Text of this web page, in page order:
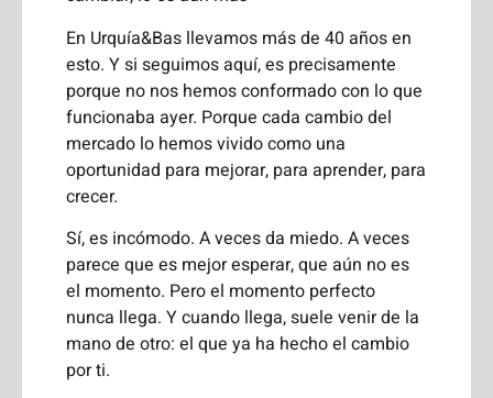
En Urquía&Bas llevamos más de 40 años en
esto. Y si seguimos aquí, es precisamente
porque no nos hemos conformado con lo que
funcionaba ayer. Porque cada cambio del
mercado lo hemos vivido como una
oportunidad para mejorar, para aprender, para
crecer.
Sí, es incómodo. A veces da miedo. A veces
parece que es mejor esperar, que aún no es
el momento. Pero el momento perfecto
nunca llega. Y cuando llega, suele venir de la
mano de otro: el que ya ha hecho el cambio
por ti.